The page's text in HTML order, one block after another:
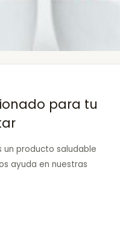
para tu
un producto saludable
ayuda en nuestras